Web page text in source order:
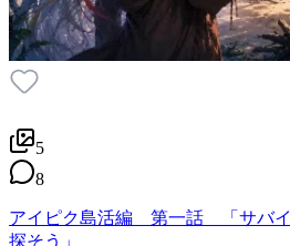
5
8
アイピク島活編 第一話 「サバ
探そう」